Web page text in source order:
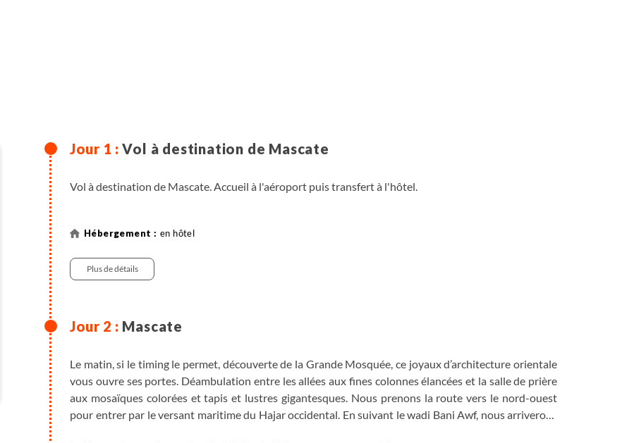
Vol à destination de Mascate
Vol à destination de Mascate. Accueil à l'aéroport puis transfert à l'hôtel.
en hôtel
Plus de détails
Mascate
Le matin, si le timing le permet, découverte de la Grande Mosquée, ce joyaux d’architecture orientale
vous ouvre ses portes. Déambulation entre les allées aux fines colonnes élancées et la salle de prière
aux mosaïques colorées et tapis et lustres gigantesques. Nous prenons la route vers le nord-ouest
pour entrer par le versant maritime du Hajar occidental. En suivant le wadi Bani Awf, nous arriverons